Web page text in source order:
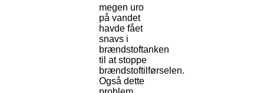
megen uro
på vandet
havde fået
snavs i
brændstoftanken
til at stoppe
brændstoftilførselen.
Også dette